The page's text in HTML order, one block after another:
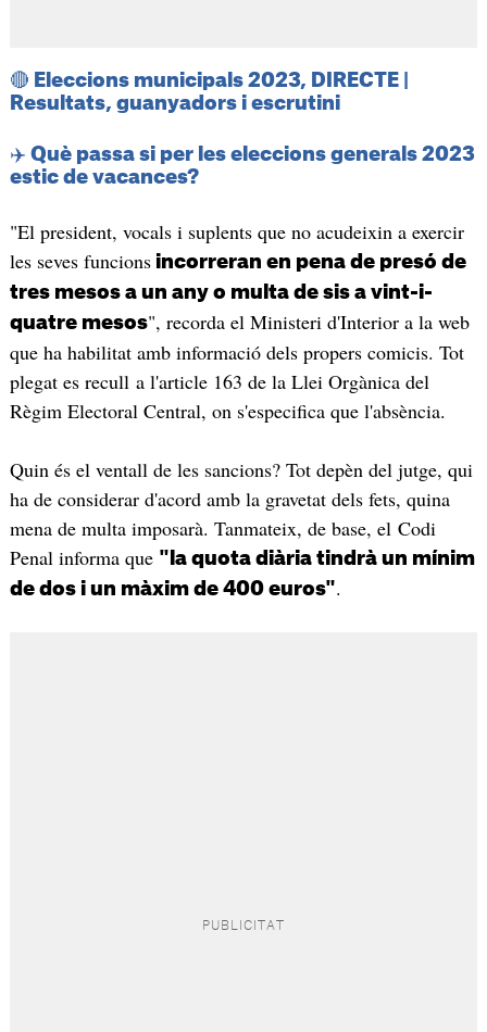
🔴 Eleccions municipals 2023, DIRECTE |
Resultats, guanyadors i escrutini
✈️ Què passa si per les eleccions generals 2023
estic de vacances?
"El president, vocals i suplents que no acudeixin a exercir
les seves funcionsincorreran en pena de presó de
tres mesos a un any o multa de sis a vint-i-
quatre mesos", recorda el Ministeri d'Interior a la web
que ha habilitat amb informació dels propers comicis. Tot
plegat es recull a l'article 163 de la Llei Orgànica del
Règim Electoral Central, on s'especifica que l'absència.
Quin és el ventall de les sancions? Tot depèn del jutge, qui
ha de considerar d'acord amb la gravetat dels fets, quina
mena de multa imposarà. Tanmateix, de base, el Codi
Penal informa que "la quota diària tindrà un mínim
de dos i un màxim de 400 euros".